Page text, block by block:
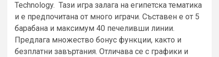
Technology. Тази игра залага на египетска тематика
и е предпочитана от много играчи. Съставен е от 5
барабана и максимум 40 печеливши линии.
Предлага множество бонус функции, както и
безплатни завъртания. Отличава се с графики и